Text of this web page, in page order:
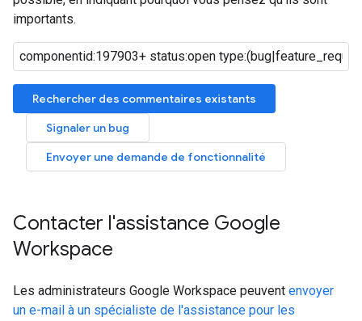
importants.
Rechercher des commentaires existants
Signaler un bug
Envoyer une demande de fonctionnalité
Contacter l'assistance Google
Workspace
Les administrateurs Google Workspace peuvent envoyer
un e-mail à un spécialiste de l'assistance pour les